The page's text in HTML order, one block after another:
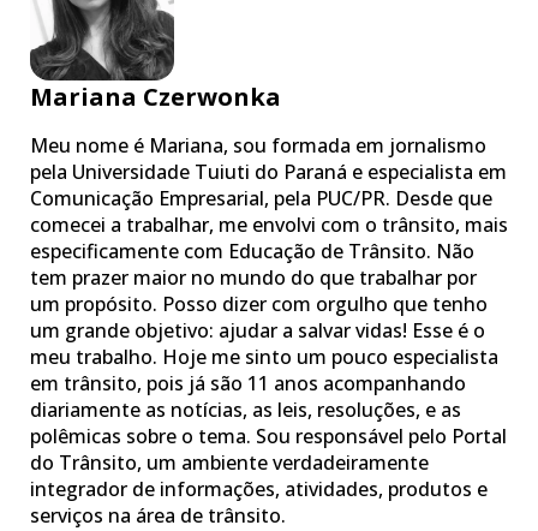
Mariana Czerwonka
Meu nome é Mariana, sou formada em jornalismo
pela Universidade Tuiuti do Paraná e especialista em
Comunicação Empresarial, pela PUC/PR. Desde que
comecei a trabalhar, me envolvi com o trânsito, mais
especificamente com Educação de Trânsito. Não
tem prazer maior no mundo do que trabalhar por
um propósito. Posso dizer com orgulho que tenho
um grande objetivo: ajudar a salvar vidas! Esse é o
meu trabalho. Hoje me sinto um pouco especialista
em trânsito, pois já são 11 anos acompanhando
diariamente as notícias, as leis, resoluções, e as
polêmicas sobre o tema. Sou responsável pelo Portal
do Trânsito, um ambiente verdadeiramente
integrador de informações, atividades, produtos e
serviços na área de trânsito.